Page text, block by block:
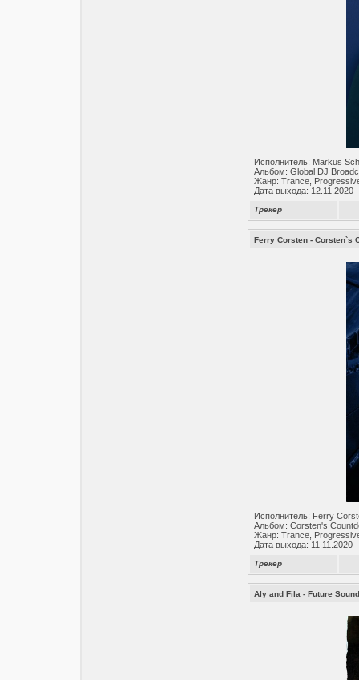
Исполнитель: Markus
Альбом: Global DJ
Жанр: Trance,
Дата выхода: 12.11.2020
Трекер
Ferry Corsten - Corsten`s
Исполнитель: Ferry
Альбом: Corsten's
Жанр: Trance,
Дата выхода: 11.11.2020
Трекер
Aly and Fila - Future